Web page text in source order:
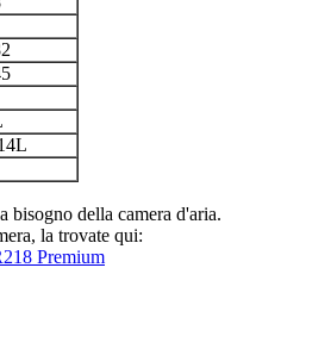
bisogno della camera d'aria.
la trovate qui:
Premium